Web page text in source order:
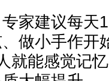
家建议每天
做小手作开
就能感觉记